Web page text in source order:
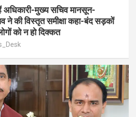
अधिकारी-मुख्य सचिव मानसून-
की विस्तृत समीक्षा कहा-बंद सड़कों
को न हो दिक्कत